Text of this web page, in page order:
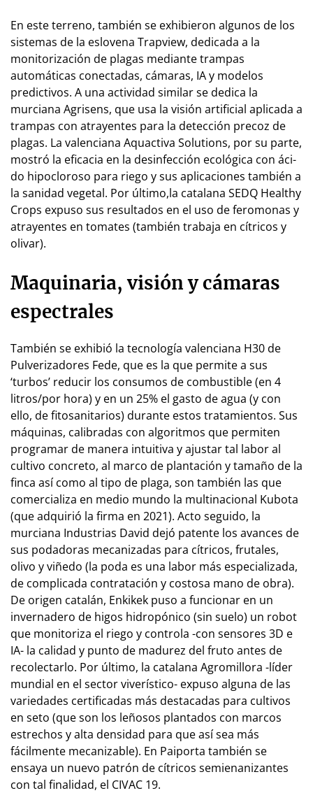
En este terreno, también se exhibieron algunos de los
sistemas de la eslovena Trapview, dedicada a la
monito­ri­zación de plagas mediante trampas
automáticas conectadas, cámaras, IA y mo­delos
predictivos. A una ac­tividad si­mi­lar se dedica la
murciana Agrisens, que usa la visión artificial aplicada a
trampas con atrayentes pa­ra la detección pre­coz de
plagas. La valenciana Aquactiva Solutions, por su parte,
mostró la eficacia en la desinfec­ción ecológica con áci­
do hipocloroso para riego y sus aplicaciones también a
la sanidad vegetal. Por último,la catalana SEDQ Healthy
Crops expuso sus resultados en el uso de feromonas y
atrayentes en tomates (también trabaja en cítricos y
olivar).
Maquinaria, visión y cámaras
espectrales
También se exhibió la tecnología valenciana H30 de
Pulverizadores Fede, que es la que per­mite a sus
‘turbos’ reducir los consumos de combustible (en 4
litros/por hora) y en un 25% el gasto de agua (y con
ello, de fi­to­sa­ni­tarios) durante estos tratamientos. Sus
máquinas, calibradas con algoritmos que permiten
programar de manera intuitiva y ajustar tal labor al
cultivo concreto, al marco de plan­ta­ción y tamaño de la
finca así como al tipo de plaga, son también las que
comercializa en medio mun­do la multinacional Kubota
(que adquirió la firma en 2021). Acto seguido, la
murciana Industrias David dejó patente los avan­ces de
sus podadoras mecanizadas para cítricos, frutales,
olivo y viñedo (la poda es una labor más es­pe­cia­lizada,
de complicada contratación y costosa mano de obra).
De ori­gen catalán, Enkikek puso a funcionar en un
invernadero de higos hidropónico (sin suelo) un ro­bot
que monitoriza el riego y controla -con sen­so­res 3D e
IA- la calidad y punto de madurez del fruto antes de
recolectarlo. Por último, la catalana Agromillora -lí­­der
mundial en el sector viverístico- expuso alguna de las
variedades certificadas más destacadas para cultivos
en se­to (que son los leñosos plantados con marcos
estrechos y alta densidad para que así sea más
fácilmente me­ca­ni­za­ble). En Paiporta también se
ensaya un nuevo patrón de cítricos semienanizantes
con tal finalidad, el CIVAC 19.